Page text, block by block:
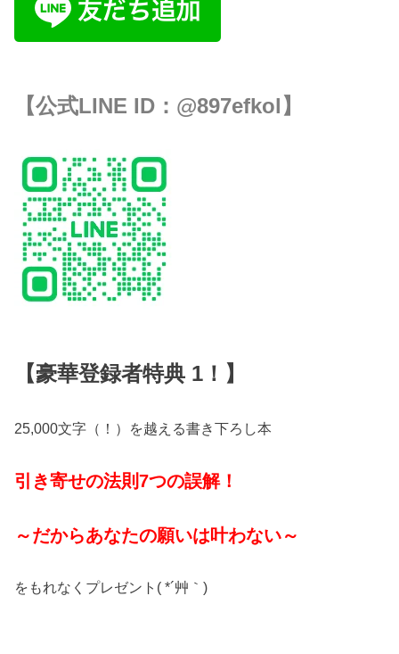
【公式LINE ID： @897efkol 】
【豪華登録者特典 1！】
25,000文字（！）を越える書き下ろし本
引き寄せの法則7つの誤解！
～だからあなたの願いは叶わない～
をもれなくプレゼント( *´艸｀)